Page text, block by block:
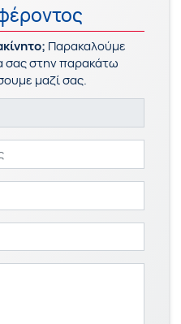
Παρακαλούμε
σας στην παρακάτω
μαζί σας.